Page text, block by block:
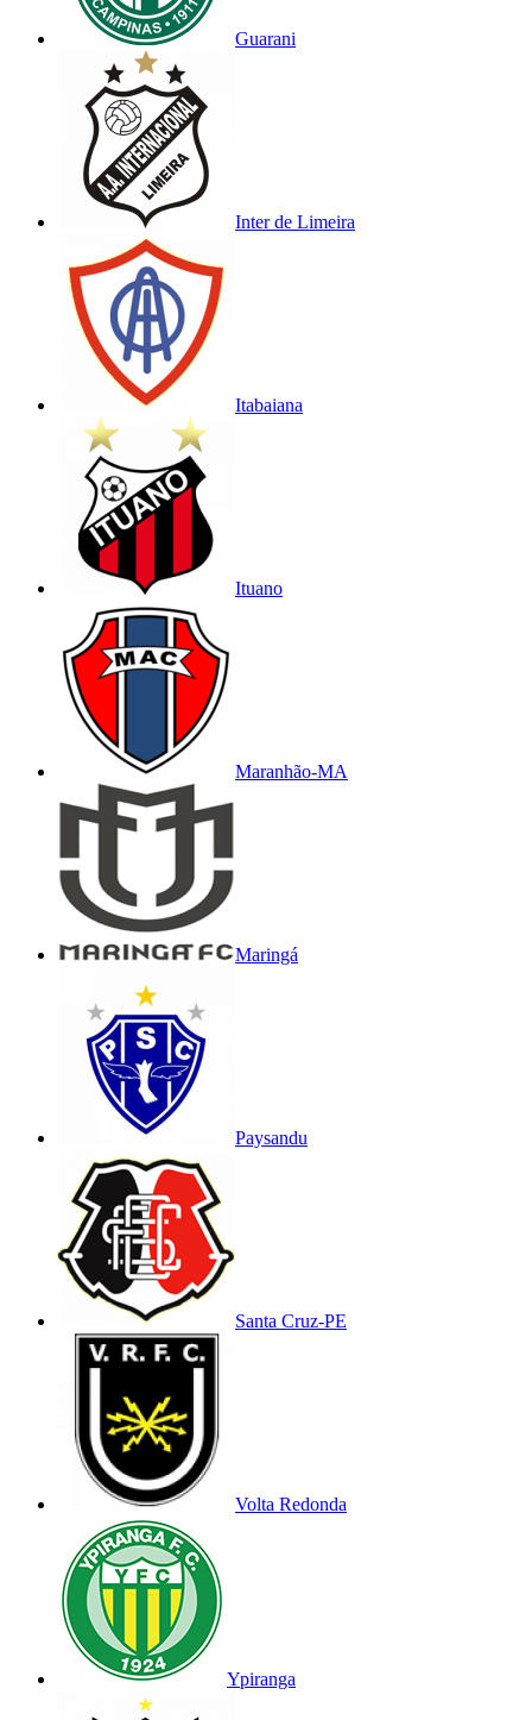
Guarani
Inter de Limeira
Itabaiana
Ituano
Maranhão-MA
Maringá
Paysandu
Santa Cruz-PE
Volta Redonda
Ypiranga